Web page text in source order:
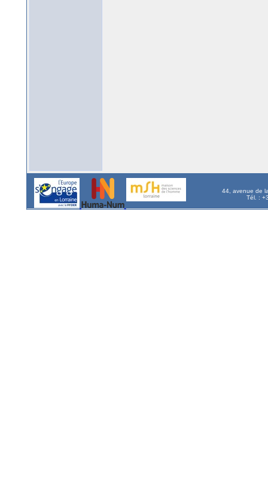
44, avenue de
Tél. :